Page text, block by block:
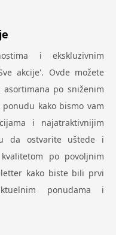
i ekskluzivnim
akcije'. Ovde možete
po sniženim
kako bismo vam
i najatraktivnijim
da ostvarite uštede i
po povoljnim
kako biste bili prvi
ponudama i